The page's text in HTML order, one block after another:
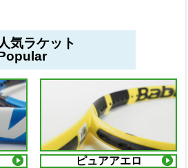
気ラケット
ピュアアエロ